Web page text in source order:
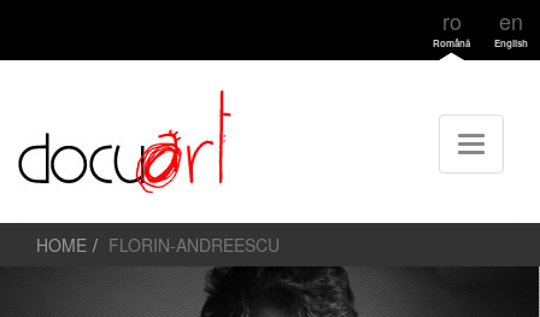
ro
Română
en
English
HOME FLORIN-ANDREESCU